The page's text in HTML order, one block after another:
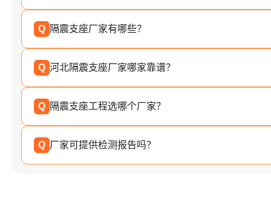
Q 隔震支座厂家有哪些？
Q 河北隔震支座厂家哪家靠谱？
Q 隔震支座工程选哪个厂家？
Q 厂家可提供检测报告吗？